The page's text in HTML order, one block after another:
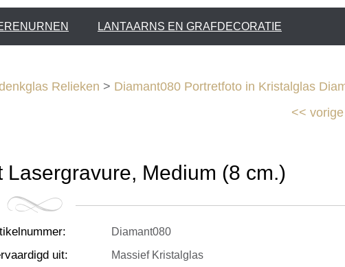
LANTAARNS EN GRAFDECORATIE
Relieken > Diamant080 Portretfoto in Kristalglas
<< vorige
Medium (8 cm.)
: Diamant080
uit: Massief Kristalglas